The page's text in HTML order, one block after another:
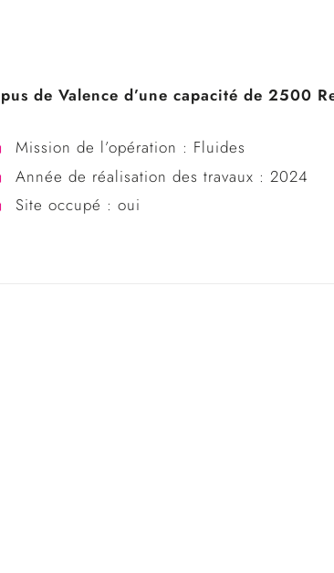
de Valence d’une capacité de 2500
Mission de l’opération : Fluides
Année de réalisation des travaux : 2024
Site occupé : oui